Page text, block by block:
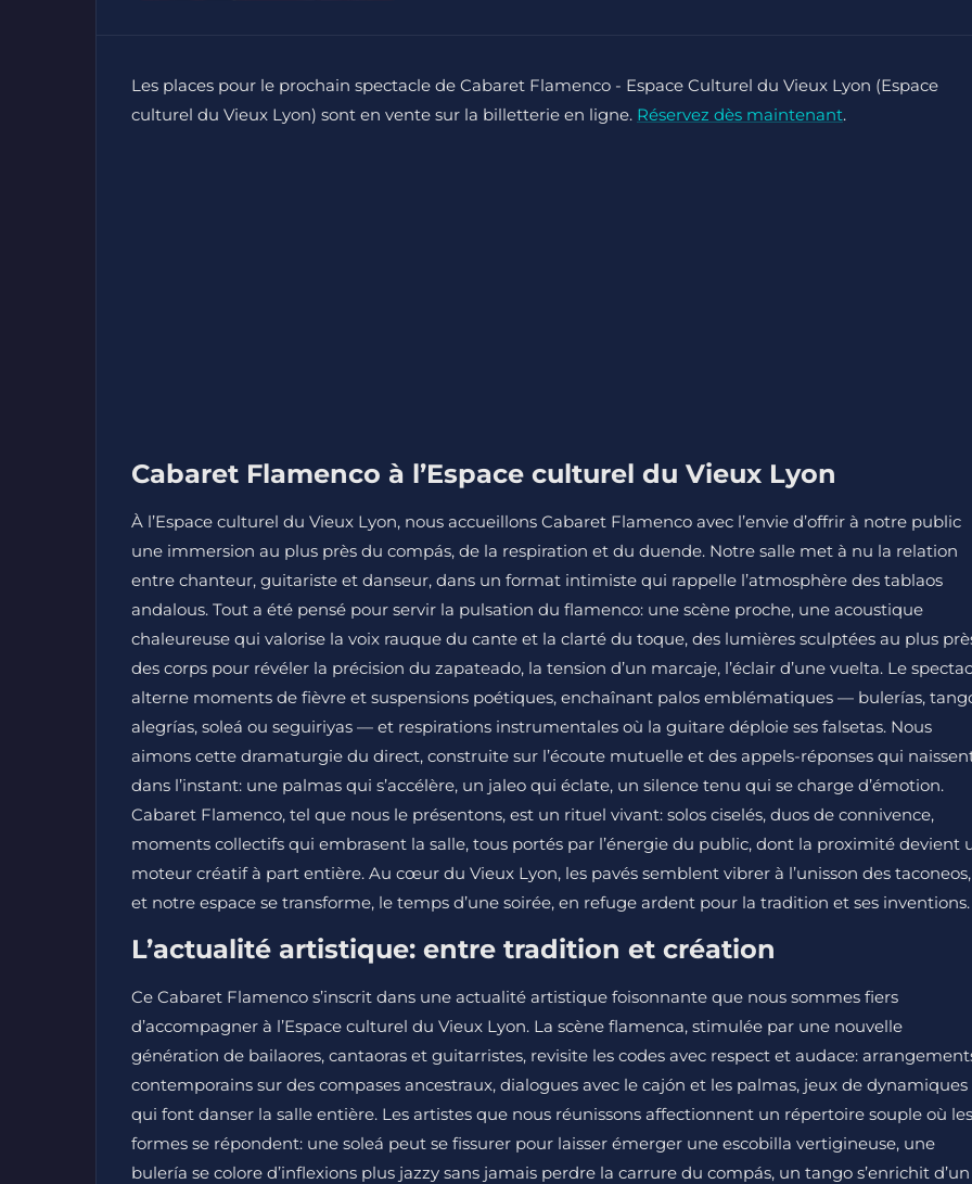
Les places pour le prochain spectacle de Cabaret Flamenco - Espace Culturel du Vieux Lyon (Espace
culturel du Vieux Lyon) sont en vente sur la billetterie en ligne. Réservez dès maintenant.
Cabaret Flamenco à l’Espace culturel du Vieux Lyon
À l’Espace culturel du Vieux Lyon, nous accueillons Cabaret Flamenco avec l’envie d’offrir à notre public
une immersion au plus près du compás, de la respiration et du duende. Notre salle met à nu la relation
entre chanteur, guitariste et danseur, dans un format intimiste qui rappelle l’atmosphère des tablaos
andalous. Tout a été pensé pour servir la pulsation du flamenco: une scène proche, une acoustique
chaleureuse qui valorise la voix rauque du cante et la clarté du toque, des lumières sculptées au plus
des corps pour révéler la précision du zapateado, la tension d’un marcaje, l’éclair d’une vuelta. Le
alterne moments de fièvre et suspensions poétiques, enchaînant palos emblématiques — bulerías,
alegrías, soleá ou seguiriyas — et respirations instrumentales où la guitare déploie ses falsetas. Nous
aimons cette dramaturgie du direct, construite sur l’écoute mutuelle et des appels-réponses qui
dans l’instant: une palmas qui s’accélère, un jaleo qui éclate, un silence tenu qui se charge d’émotion.
Cabaret Flamenco, tel que nous le présentons, est un rituel vivant: solos ciselés, duos de connivence,
moments collectifs qui embrasent la salle, tous portés par l’énergie du public, dont la proximité devient
moteur créatif à part entière. Au cœur du Vieux Lyon, les pavés semblent vibrer à l’unisson des taconeos,
et notre espace se transforme, le temps d’une soirée, en refuge ardent pour la tradition et ses inventions.
L’actualité artistique: entre tradition et création
Ce Cabaret Flamenco s’inscrit dans une actualité artistique foisonnante que nous sommes fiers
d’accompagner à l’Espace culturel du Vieux Lyon. La scène flamenca, stimulée par une nouvelle
génération de bailaores, cantaoras et guitarristes, revisite les codes avec respect et audace:
contemporains sur des compases ancestraux, dialogues avec le cajón et les palmas, jeux de dynamiques
qui font danser la salle entière. Les artistes que nous réunissons affectionnent un répertoire souple où les
formes se répondent: une soleá peut se fissurer pour laisser émerger une escobilla vertigineuse, une
bulería se colore d’inflexions plus jazzy sans jamais perdre la carrure du compás, un tango s’enrichit d’un